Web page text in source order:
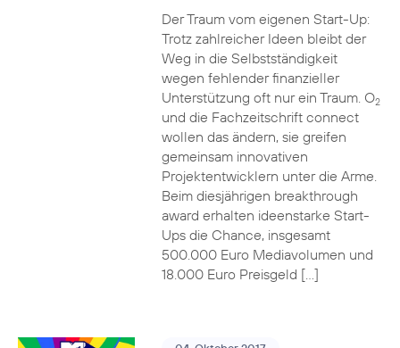
Der Traum vom eigenen Start-Up:
Trotz zahlreicher Ideen bleibt der
Weg in die Selbstständigkeit
wegen fehlender finanzieller
Unterstützung oft nur ein Traum. O2
und die Fachzeitschrift connect
wollen das ändern, sie greifen
gemeinsam innovativen
Projektentwicklern unter die Arme.
Beim diesjährigen breakthrough
award erhalten ideenstarke Start-
Ups die Chance, insgesamt
500.000 Euro Mediavolumen und
18.000 Euro Preisgeld […]